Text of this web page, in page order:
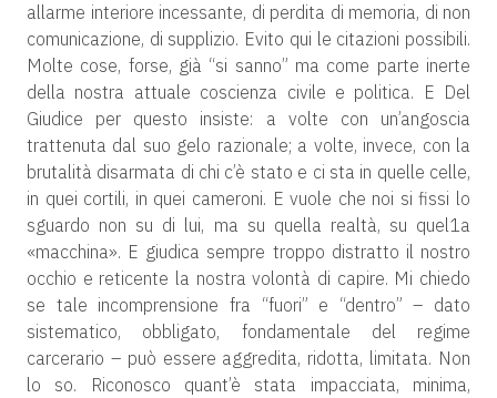
allarme interiore incessante, di perdita di memoria, di non
comunicazione, di supplizio. Evito qui le citazioni possibili.
Molte cose, forse, già “si sanno” ma come parte inerte
della nostra attuale coscienza civile e politica. E Del
Giudice per questo insiste: a volte con un’angoscia
trattenuta dal suo gelo razionale; a volte, invece, con la
brutalità disarmata di chi c’è stato e ci sta in quelle celle,
in quei cortili, in quei cameroni. E vuole che noi si fissi lo
sguardo non su di lui, ma su quella realtà, su quel1a
«macchina». E giudica sempre troppo distratto il nostro
occhio e reticente la nostra volontà di capire. Mi chiedo
se tale incomprensione fra “fuori” e “dentro” – dato
sistematico, obbligato, fondamentale del regime
carcerario – può essere aggredita, ridotta, limitata. Non
lo so. Riconosco quant’è stata impacciata, minima,